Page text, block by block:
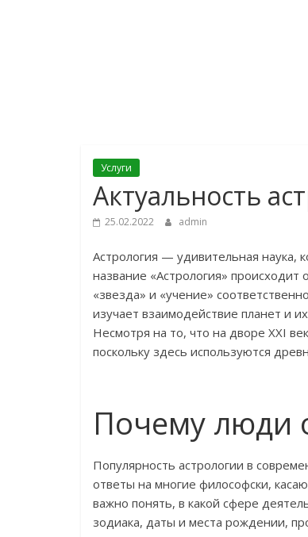
Услуги
Актуальность
25.02.2022 admin
Астрология — удивительная наука,
название «Астрология» происходит
«звезда» и «учение»
изучает взаимодействие планет и
Несмотря на то, что на дворе XXI
поскольку здесь используются
Почему люди
Популярность астрологии в
ответы на многие философски,
важно понять, в какой сфере
зодиака, даты и места рождении,